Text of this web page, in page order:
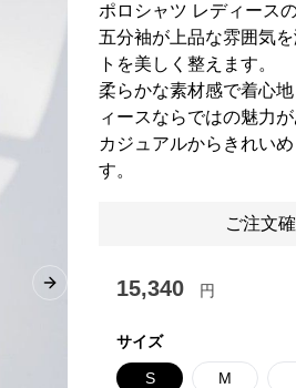
Next slide
ポロシャツ レディース
五分袖が上品な雰囲気
トを美しく整えます。
柔らかな素材感で着心
ィースならではの魅力が
カジュアルからきれい
す。
ご注文
15,340 円
サイズ
S M